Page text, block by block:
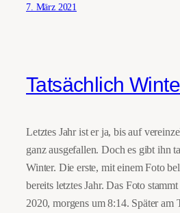
7. März 2021
Tatsächlich
Letztes Jahr ist er ja, bis auf
ganz ausgefallen. Doch es gibt ihn
Winter. Die erste, mit einem Foto
bereits letztes Jahr. Das Foto
2020, morgens um 8:14. Später am